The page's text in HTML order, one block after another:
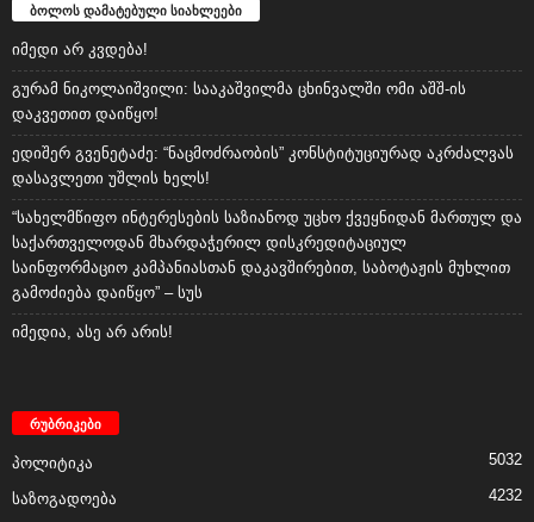
ბოლოს დამატებული სიახლეები
იმედი არ კვდება!
გურამ ნიკოლაიშვილი: სააკაშვილმა ცხინვალში ომი აშშ-ის
დაკვეთით დაიწყო!
ედიშერ გვენეტაძე: “ნაცმოძრაობის” კონსტიტუციურად აკრძალვას
დასავლეთი უშლის ხელს!
“სახელმწიფო ინტერესების საზიანოდ უცხო ქვეყნიდან მართულ და
საქართველოდან მხარდაჭერილ დისკრედიტაციულ
საინფორმაციო კამპანიასთან დაკავშირებით, საბოტაჟის მუხლით
გამოძიება დაიწყო” – სუს
იმედია, ასე არ არის!
რუბრიკები
პოლიტიკა 5032
საზოგადოება 4232